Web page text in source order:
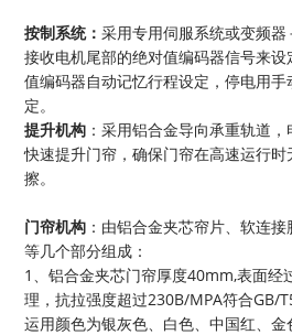
按制系统：采用专用伺服系统或变频器
接收电机尾部的绝对值编码器信号来
值编码器自动记忆行程设定，停电用
定。
提升机构 ：采用铝合金导向承重轨道
快速提升门帘，确保门帘在高速运行
擦。
门帘机构 ：由铝合金夹芯帘片、软连
等几个部分组成：
1、铝合金夹芯门帘厚度40mm,表面经
理，抗拉强度超过230B/MPA符合GB/
运用颜色为银灰色、白色、中国红、金